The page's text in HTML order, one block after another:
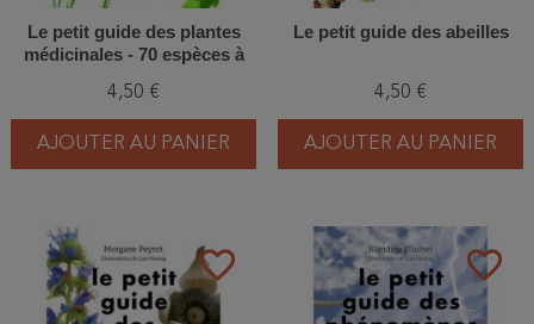
Le petit guide des plantes
médicinales - 70 espèces à
4,50 €
AJOUTER AU PANIER
Le petit guide des abeilles
4,50 €
AJOUTER AU PANIER
favorite_border favorite_border